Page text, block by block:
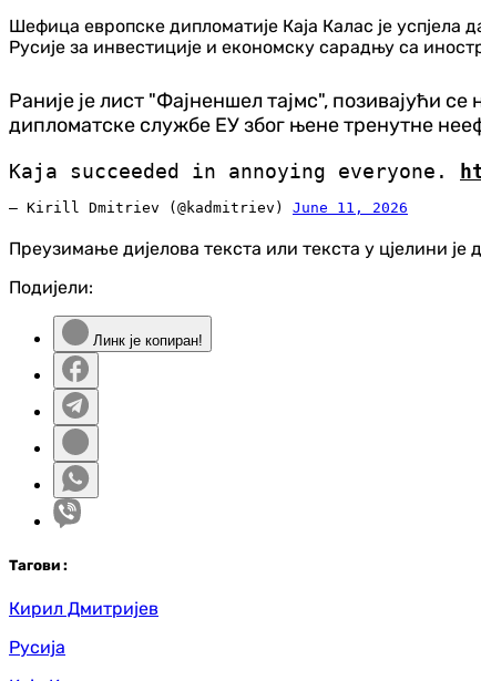
Шефица европске дипломатије Каја Калас је успјела
Русије за инвестиције и економску сарадњу са
Раније је лист "Фајненшел тајмс", позивајући
дипломатске службе ЕУ због њене тренутне
Kaja succeeded in annoying everyone.
— Kirill Dmitriev (@kadmitriev) June 11, 2026
Преузимање дијелова текста или текста у цјелини
Подијели:
Линк је копиран!
Тагови :
Кирил Дмитријев
Русија